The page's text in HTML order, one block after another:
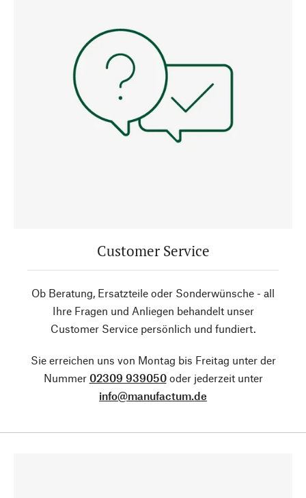
Customer Service
Ob Beratung, Ersatzteile oder Sonderwünsche - all
Ihre Fragen und Anliegen behandelt unser
Customer Service persönlich und fundiert.
Sie erreichen uns von Montag bis Freitag unter der
Nummer 02309 939050oder jederzeit unter
info@manufactum.de